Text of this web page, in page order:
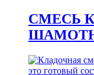
СМЕСЬ